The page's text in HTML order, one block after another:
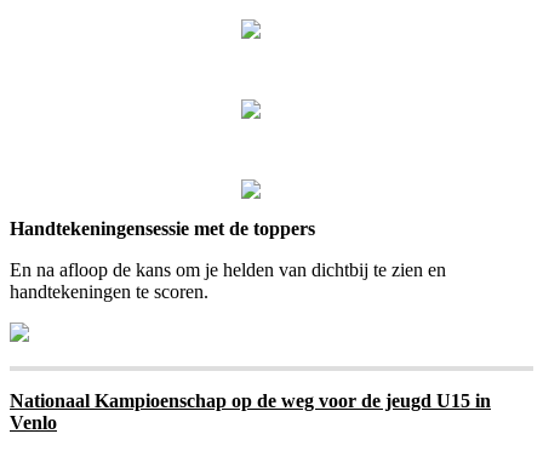
Handtekeningensessie met de toppers
En na afloop de kans om je helden van dichtbij te zien en
handtekeningen te scoren.
Nationaal Kampioenschap op de weg voor de jeugd U15 in
Venlo